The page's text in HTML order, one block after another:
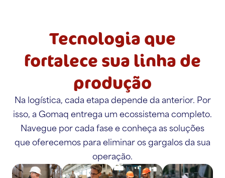
Tecnologia que
fortalece sua linha de
produção
Na logística, cada etapa depende da anterior. Por
isso, a Gomaq entrega um ecossistema completo.
Navegue por cada fase e conheça as soluções
que oferecemos para eliminar os gargalos da sua
operação.